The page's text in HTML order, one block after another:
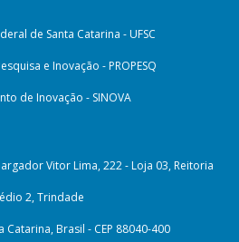
de Santa Catarina - UFSC
e Inovação - PROPESQ
de Inovação - SINOVA
Vitor Lima, 222 - Loja 03, Reitoria
2, Trindade
Brasil - CEP 88040-400